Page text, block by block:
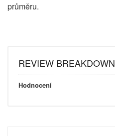
průměru.
REVIEW BREAKDOWN
Hodnocení